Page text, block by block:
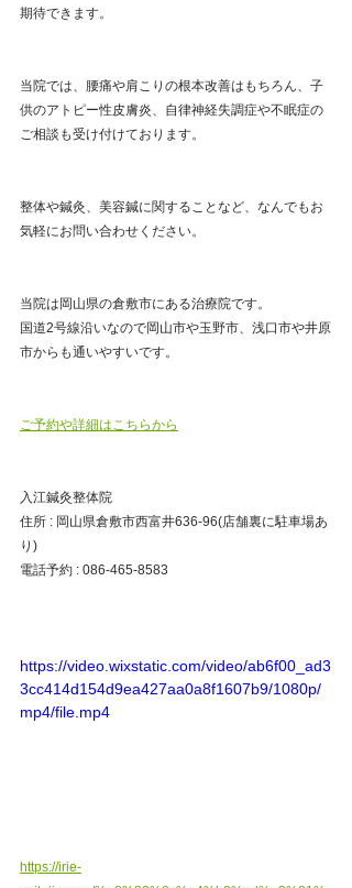
期待できます。
当院では、腰痛や肩こりの根本改善はもちろん、子
供のアトピー性皮膚炎、自律神経失調症や不眠症の
ご相談も受け付けております。
整体や鍼灸、美容鍼に関することなど、なんでもお
気軽にお問い合わせください。
当院は岡山県の倉敷市にある治療院です。
国道2号線沿いなので岡山市や玉野市、浅口市や井原
市からも通いやすいです。
ご予約や詳細はこちらから
入江鍼灸整体院
住所 : 岡山県倉敷市西富井636-96(店舗裏に駐車場あ
り)
電話予約 : 086-465-8583
https://video.wixstatic.com/video/ab6f00_ad3
3cc414d154d9ea427aa0a8f1607b9/1080p/
mp4/file.mp4
https://irie-